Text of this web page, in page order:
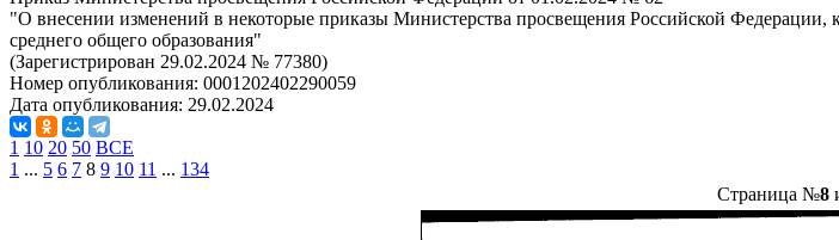
"О внесении изменений в некоторые приказы Министерства просвещения Российской Федерации,
среднего общего образования"
(Зарегистрирован 29.02.2024 № 77380)
Номер опубликования: 0001202402290059
Дата опубликования: 29.02.2024
1 10 20 50 ВСЕ
1 ... 5 6 7 8 9 10 11 ... 134
Страница №8